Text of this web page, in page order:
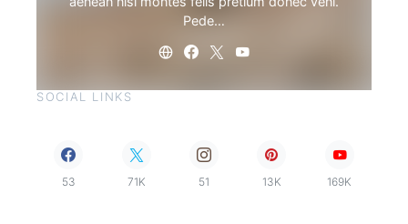
Pede…
SOCIAL LINKS
53 71K 51 13K 169K